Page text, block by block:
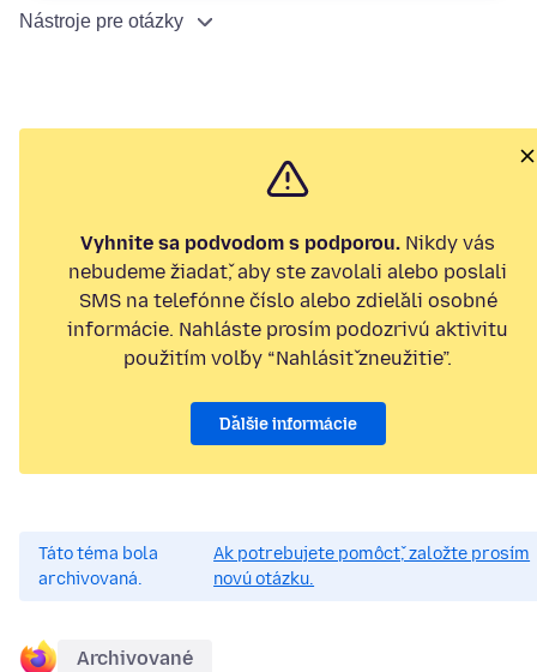
Nástroje pre otázky
Vyhnite sa podvodom s podporou. Nikdy vás
nebudeme žiadať, aby ste zavolali alebo poslali
SMS na telefónne číslo alebo zdieľali osobné
informácie. Nahláste prosím podozrivú aktivitu
použitím voľby “Nahlásiť zneužitie”.
Ďalšie informácie
Táto téma bola
archivovaná.
Ak potrebujete pomôcť, založte prosím
novú otázku.
Archivované